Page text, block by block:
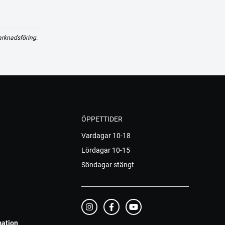
ÖPPETTIDER
Vardagar 10-18
Lördagar 10-15
Söndagar stängt